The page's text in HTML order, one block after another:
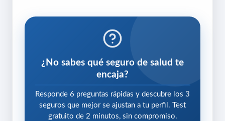
¿No sabes qué seguro de salud te
encaja?
Responde 6 preguntas rápidas y descubre los 3
seguros que mejor se ajustan a tu perfil. Test
gratuito de 2 minutos, sin compromiso.